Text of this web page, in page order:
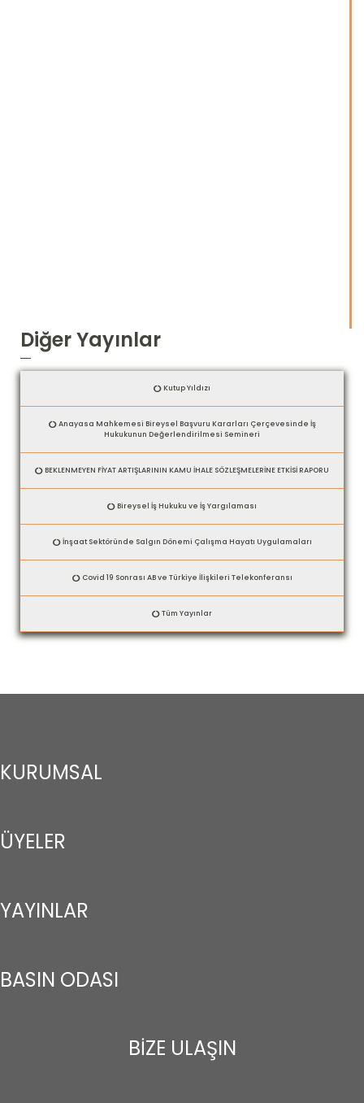
Diğer Yayınlar
Kutup Yıldızı
Anayasa Mahkemesi Bireysel Başvuru Kararları Çerçevesinde İş
Hukukunun Değerlendirilmesi Semineri
BEKLENMEYEN FİYAT ARTIŞLARININ KAMU İHALE SÖZLEŞMELERİNE ETKİSİ RAPORU
Bireysel İş Hukuku ve İş Yargılaması
İnşaat Sektöründe Salgın Dönemi Çalışma Hayatı Uygulamaları
Covid 19 Sonrası AB ve Türkiye İlişkileri Telekonferansı
Tüm Yayınlar
KURUMSAL
ÜYELER
YAYINLAR
BASIN ODASI
BİZE ULAŞIN